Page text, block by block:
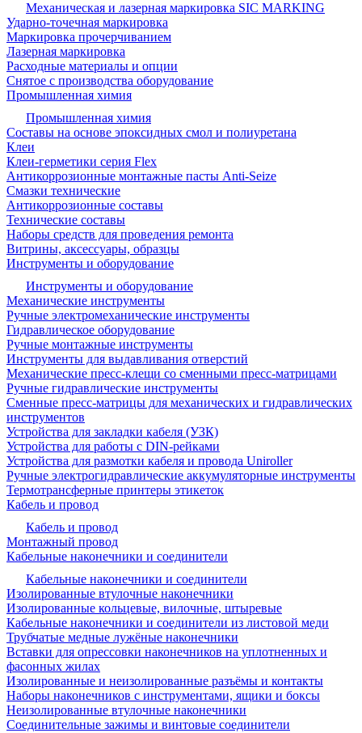
Механическая и лазерная маркировка SIC MARKING
Ударно-точечная маркировка
Маркировка прочерчиванием
Лазерная маркировка
Расходные материалы и опции
Снятое с производства оборудование
Промышленная химия
Промышленная химия
Составы на основе эпоксидных смол и полиуретана
Клеи
Клеи-герметики серия Flex
Антикоррозионные монтажные пасты Anti-Seize
Смазки технические
Антикоррозионные составы
Технические составы
Наборы средств для проведения ремонта
Витрины, аксессуары, образцы
Инструменты и оборудование
Инструменты и оборудование
Механические инструменты
Ручные электромеханические инструменты
Гидравлическое оборудование
Ручные монтажные инструменты
Инструменты для выдавливания отверстий
Механические пресс-клещи со сменными пресс-матрицами
Ручные гидравлические инструменты
Сменные пресс-матрицы для механических и гидравлических
инструментов
Устройства для закладки кабеля (УЗК)
Устройства для работы с DIN-рейками
Устройства для размотки кабеля и провода Uniroller
Ручные электрогидравлические аккумуляторные инструменты
Термотрансферные принтеры этикеток
Кабель и провод
Кабель и провод
Монтажный провод
Кабельные наконечники и соединители
Кабельные наконечники и соединители
Изолированные втулочные наконечники
Изолированные кольцевые, вилочные, штыревые
Кабельные наконечники и соединители из листовой меди
Трубчатые медные лужёные наконечники
Вставки для опрессовки наконечников на уплотненных и
фасонных жилах
Изолированные и неизолированные разъёмы и контакты
Наборы наконечников с инструментами, ящики и боксы
Неизолированные втулочные наконечники
Соединительные зажимы и винтовые соединители